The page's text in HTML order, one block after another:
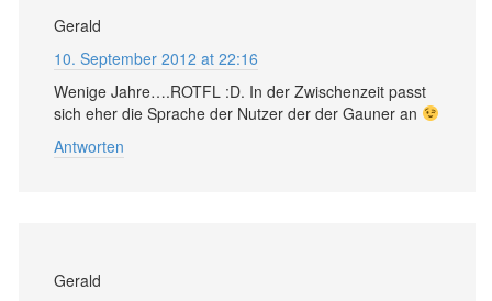
Gerald
10. September 2012 at 22:16
Wenige Jahre….ROTFL :D. In der Zwischenzeit passt
sich eher die Sprache der Nutzer der der Gauner an
Antworten
Gerald